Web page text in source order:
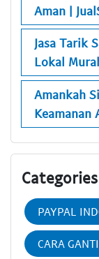
Aman |
Jasa Tarik
Lokal
Amankah
Keamanan
Categories
PAYPAL
CARA